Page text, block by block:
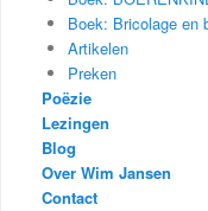
Boek: Bricolage en
Artikelen
Preken
Poëzie
Lezingen
Blog
Over Wim Jansen
Contact